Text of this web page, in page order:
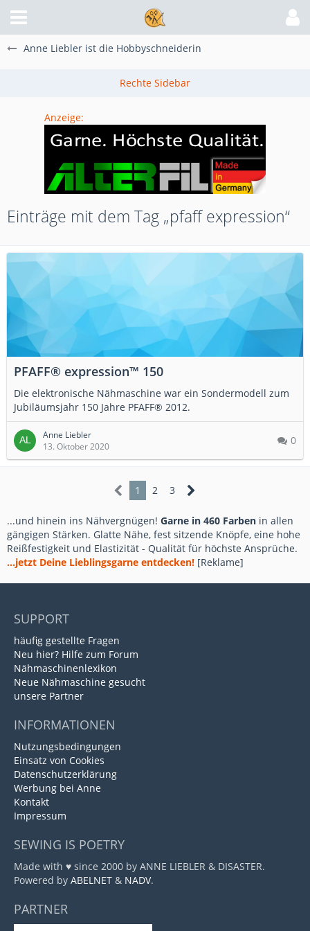
Anne Liebler ist die Hobbyschneiderin
Anzeige:
Einträge mit dem Tag „pfaff expression“
PFAFF® expression™ 150
Die elektronische Nähmaschine war ein Sondermodell zum
Jubiläumsjahr 150 Jahre PFAFF® 2012.
Anne Liebler
13. Oktober 2020
0
1 2 3
...und hinein ins Nähvergnügen! Garne in 460 Farben in allen
gängigen Stärken. Glatte Nähe, fest sitzende Knöpfe, eine hohe
Reißfestigkeit und Elastizität - Qualität für höchste Ansprüche.
...jetzt Deine Lieblingsgarne entdecken! [Reklame]
SUPPORT
häufig gestellte Fragen
Neu hier? Hilfe zum Forum
Nähmaschinenlexikon
Neue Nähmaschine gesucht
unsere Partner
INFORMATIONEN
Nutzungsbedingungen
Einsatz von Cookies
Datenschutzerklärung
Werbung bei Anne
Kontakt
Impressum
SEWING IS POETRY
Made with ♥ since 2000 by ANNE LIEBLER & DISASTER.
Powered by ABELNET & NADV.
PARTNER